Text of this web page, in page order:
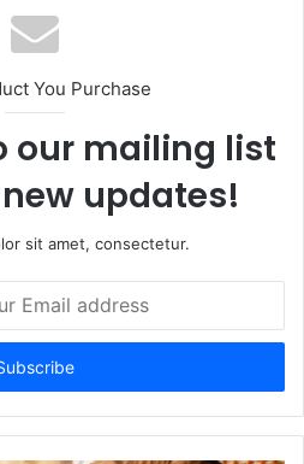
You Purchase
our mailing list
updates!
sit amet, consectetur.